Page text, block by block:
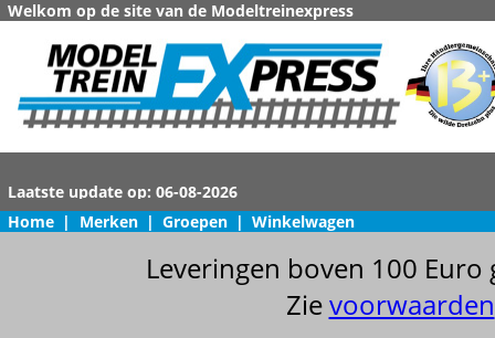
Welkom op de site van de Modeltreinexpress
Home | Merken | Groepen | Winkelwagen
Leveringen boven 100
Zievoorwaarden